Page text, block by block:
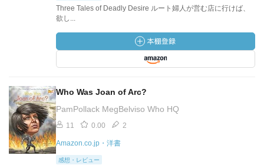
Three Tales of Deadly Desire ルート婦人が営む店に行けば、
欲し...
Who Was Joan of Arc?
PamPollack MegBelviso Who HQ
11 0.00 2
Amazon.co.jp・洋書
感想・レビュー